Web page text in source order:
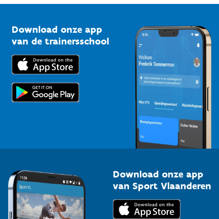
Bedrijven
Trainers en begeleiders
Topsporters
Vlaamse Trainersschool
Kennisplatform
Downloads
Voor de pers
Download onze app
van de trainersschool
Download onze app
van Sport Vlaanderen